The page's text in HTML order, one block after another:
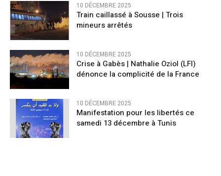
10 DÉCEMBRE 2025
Train caillassé à Sousse | Trois
mineurs arrêtés
10 DÉCEMBRE 2025
Crise à Gabès | Nathalie Oziol (LFI)
dénonce la complicité de la France
10 DÉCEMBRE 2025
Manifestation pour les libertés ce
samedi 13 décembre à Tunis